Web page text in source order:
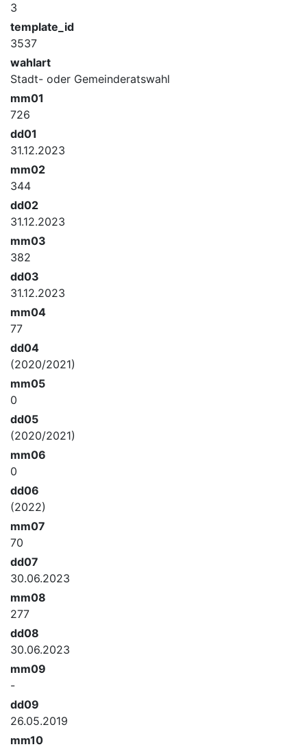
3
template_id
3537
wahlart
Stadt- oder Gemeinderatswahl
mm01
726
dd01
31.12.2023
mm02
344
dd02
31.12.2023
mm03
382
dd03
31.12.2023
mm04
77
dd04
(2020/2021)
mm05
0
dd05
(2020/2021)
mm06
0
dd06
(2022)
mm07
70
dd07
30.06.2023
mm08
277
dd08
30.06.2023
mm09
-
dd09
26.05.2019
mm10